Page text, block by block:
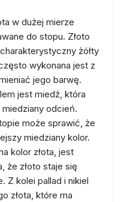
w dużej mierze
do stopu. Złoto
żółty
wykonana jest z
jego barwę.
jest miedź, która
miedziany odcień.
może sprawić, że
miedziany kolor.
kolor złota, jest
że złoto staje się
Z kolei pallad i nikiel
złota, które ma